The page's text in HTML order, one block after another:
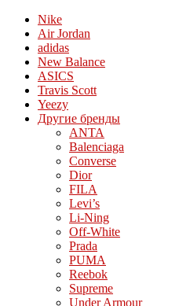
Nike
Air Jordan
adidas
New Balance
ASICS
Travis Scott
Yeezy
Другие бренды
ANTA
Balenciaga
Converse
Dior
FILA
Levi’s
Li-Ning
Off-White
Prada
PUMA
Reebok
Supreme
Under Armour